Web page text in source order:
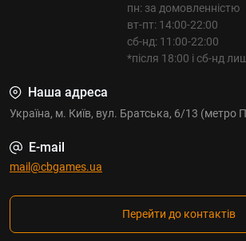
пн: за домовленністю
вт-пт: 14:00-22:00
сб-нд: 11:00-22:00
*після 18:00 і сб-нд
Наша адреса
Україна, м. Київ, вул. Братська, 6/13
E-mail
mail@cbgames.ua
Перейти до контактів